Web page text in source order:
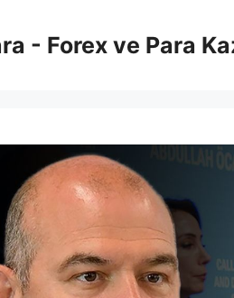
- Forex ve Para